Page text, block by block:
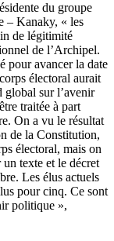
du groupe
– Kanaky, « les
de légitimité
de l’Archipel.
pour avancer la date
électoral aurait
global sur l’avenir
traitée à part
On a vu le résultat
de la Constitution,
électoral, mais on
texte et le décret
Les élus actuels
pour cinq. Ce sont
politique »,